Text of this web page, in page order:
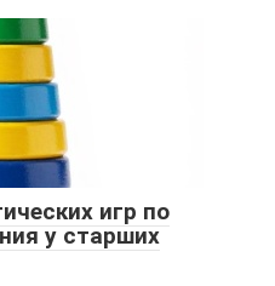
игр по
у старших